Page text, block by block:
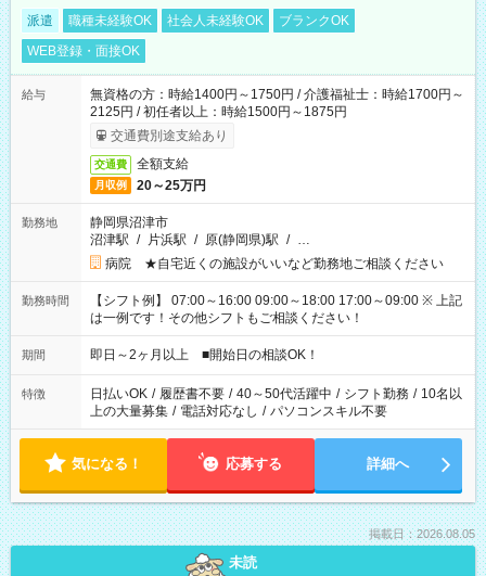
派遣 職種未経験OK 社会人未経験OK
ブランクOK
WEB登録・面接OK
給与
無資格の方：時給1400円～1750円 / 介護福祉士：時給1700円～
2125円 / 初任者以上：時給1500円～1875円
交通費別途支給あり
交通費 全額支給
月収例 20～25万円
勤務地
静岡県沼津市
沼津駅 / 片浜駅 / 原(静岡県)駅 / …
病院 ★自宅近くの施設がいいなど勤務地ご相談ください
勤務時間
【シフト例】 07:00～16:00 09:00～18:00 17:00～09:00 ※ 上記
は一例です！その他シフトもご相談ください！
期間 即日～2ヶ月以上 ■開始日の相談OK！
特徴 日払いOK / 履歴書不要 / 40～50代活躍中 / シフト勤務 / 10名以
上の大量募集 / 電話対応なし / パソコンスキル不要
気になる！ 応募する 詳細へ
掲載日：2026.08.05
未読